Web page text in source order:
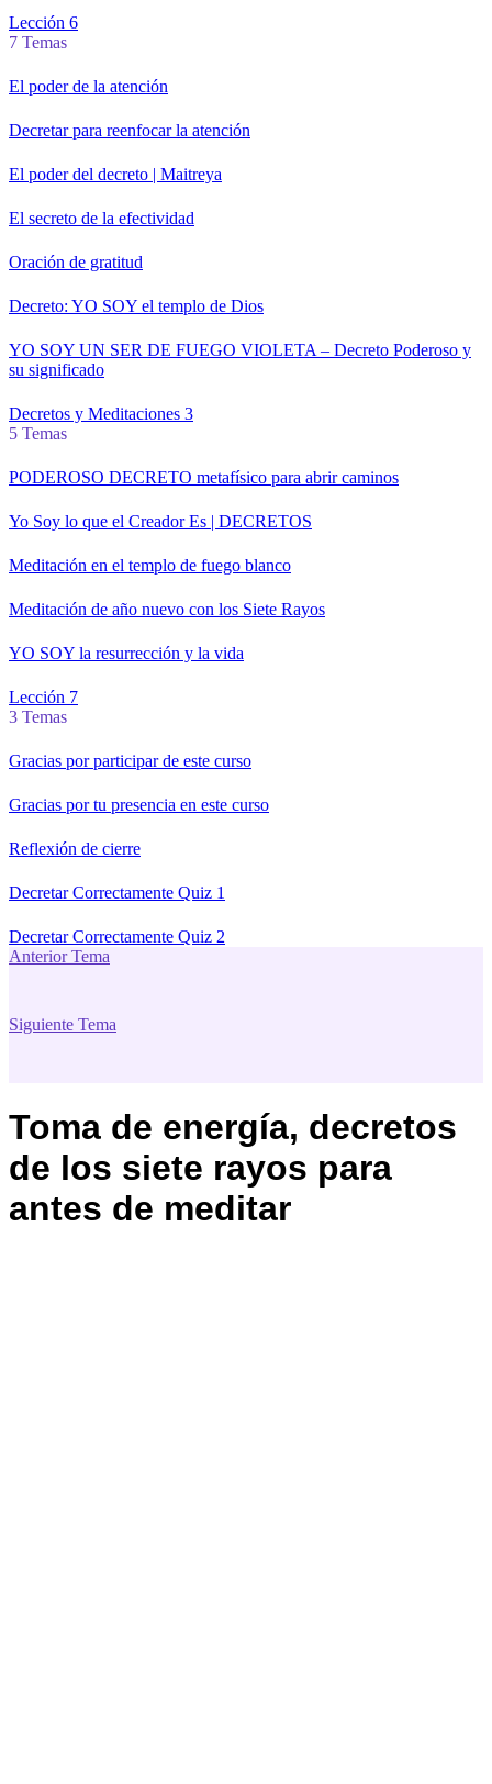
Lección 6
7 Temas
El poder de la atención
Decretar para reenfocar la atención
El poder del decreto | Maitreya
El secreto de la efectividad
Oración de gratitud
Decreto: YO SOY el templo de Dios
YO SOY UN SER DE FUEGO VIOLETA – Decreto Poderoso y
su significado
Decretos y Meditaciones 3
5 Temas
PODEROSO DECRETO metafísico para abrir caminos
Yo Soy lo que el Creador Es | DECRETOS
Meditación en el templo de fuego blanco
Meditación de año nuevo con los Siete Rayos
YO SOY la resurrección y la vida
Lección 7
3 Temas
Gracias por participar de este curso
Gracias por tu presencia en este curso
Reflexión de cierre
Decretar Correctamente Quiz 1
Decretar Correctamente Quiz 2
Anterior Tema
Siguiente Tema
Toma de energía, decretos
de los siete rayos para
antes de meditar